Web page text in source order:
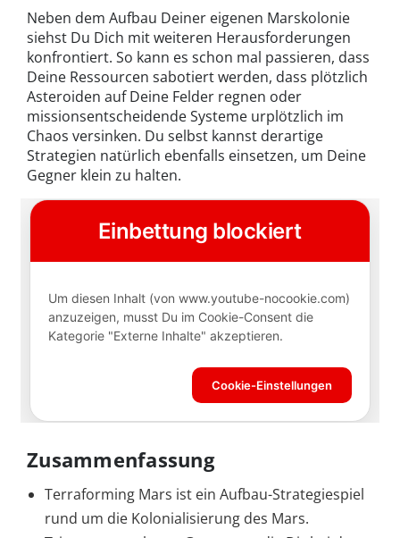
Neben dem Aufbau Deiner eigenen Marskolonie
siehst Du Dich mit weiteren Herausforderungen
konfrontiert. So kann es schon mal passieren, dass
Deine Ressourcen sabotiert werden, dass plötzlich
Asteroiden auf Deine Felder regnen oder
missionsentscheidende Systeme urplötzlich im
Chaos versinken. Du selbst kannst derartige
Strategien natürlich ebenfalls einsetzen, um Deine
Gegner klein zu halten.
Zusammenfassung
Terraforming Mars ist ein Aufbau-Strategiespiel
rund um die Kolonialisierung des Mars.